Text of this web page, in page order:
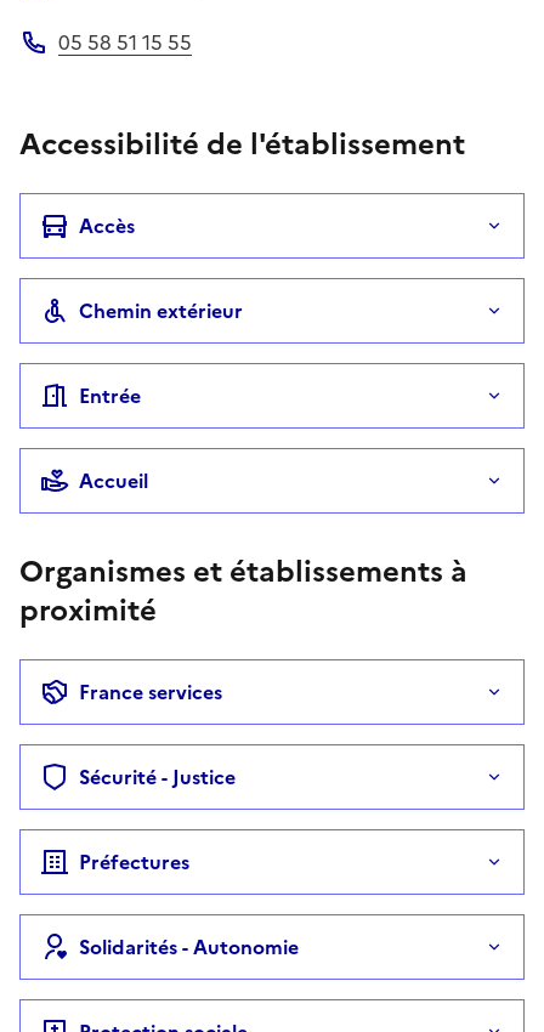
05 58 51 15 55
Accessibilité de l'établissement
Accès
Chemin extérieur
Entrée
Accueil
Organismes et établissements à
proximité
France services
Sécurité - Justice
Préfectures
Solidarités - Autonomie